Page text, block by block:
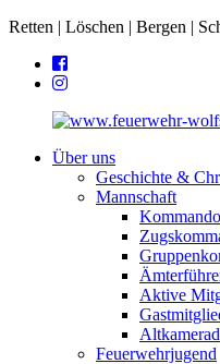
Retten | Löschen | Bergen |
Über uns
Geschichte &
Mannschaft
Kommando
Aktive
Feuerwehrjugend